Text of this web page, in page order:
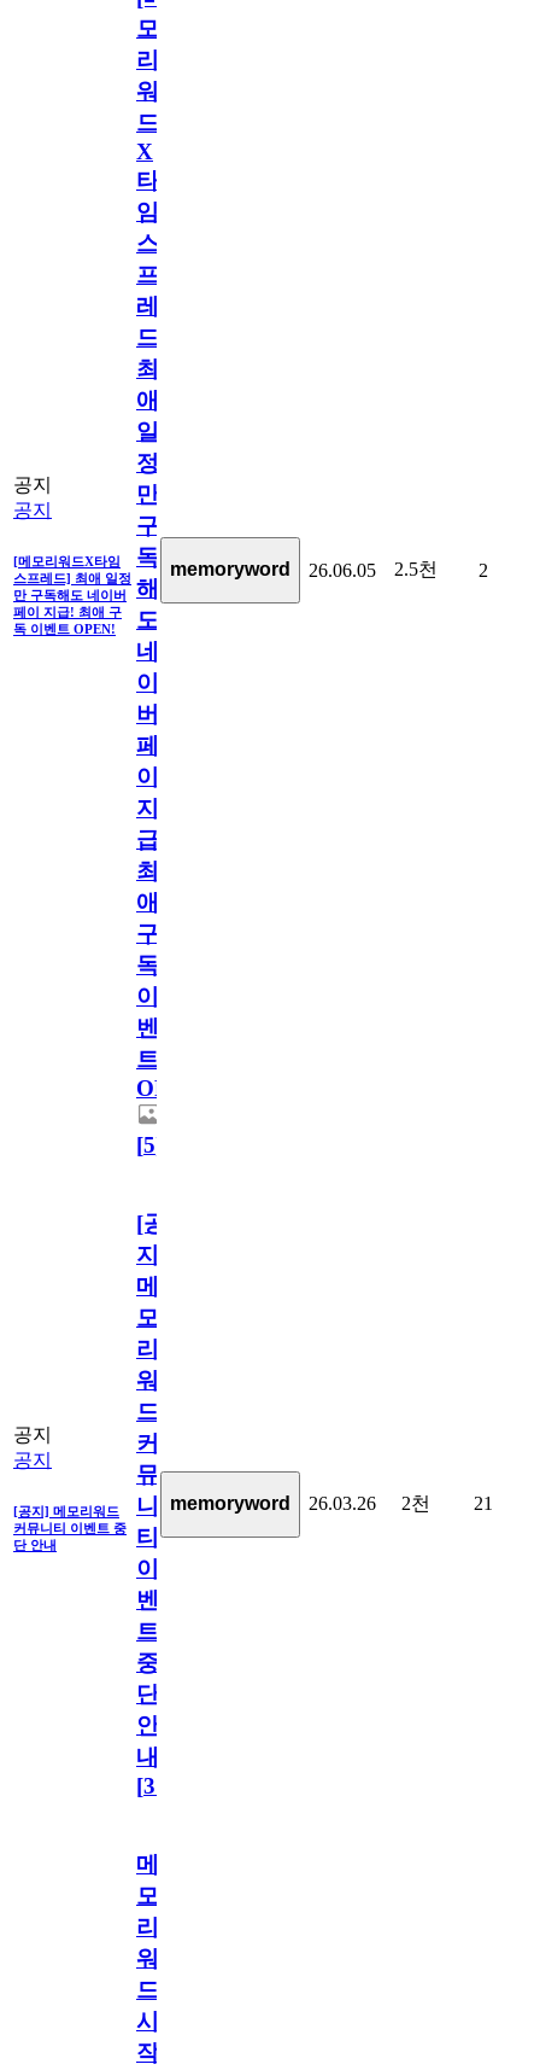
공지
공지
[메모리워드X타임
스프레드] 최애 일정
만 구독해도 네이버
페이 지급! 최애 구
독 이벤트 OPEN!
모
리
워
드
X
타
임
스
프
레
드]
최
애
일
정
만
구
독
해
도
네
이
버
페
이
지
급!
최
애
구
독
이
벤
트
OPEN!
[5]
memoryword 26.06.05 2.5천 2
공지
공지
[공지] 메모리워드
커뮤니티 이벤트 중
단 안내
[공
지]
메
모
리
워
드
커
뮤
니
티
이
벤
트
중
단
안
내
[31
memoryword 26.03.26 2천 21
메
모
리
워
드
시
작